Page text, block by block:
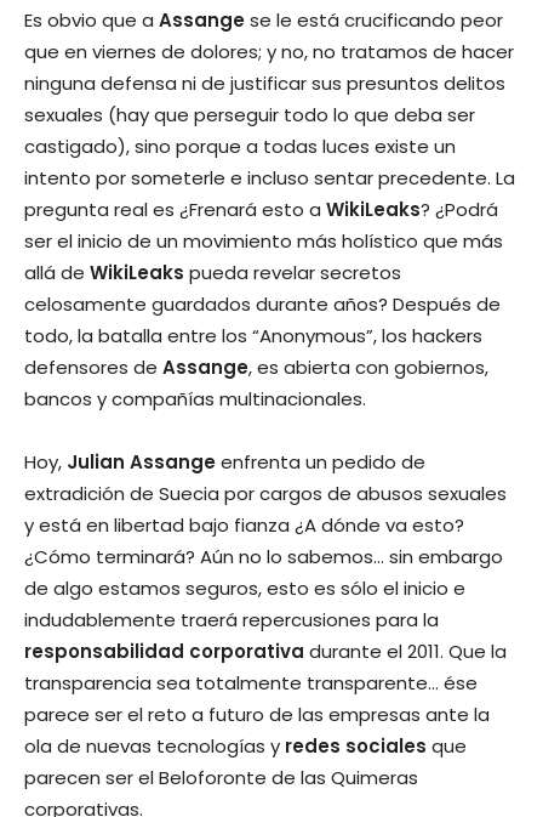
Es obvio que a Assangese le está crucificando peor
que en viernes de dolores; y no, no tratamos de hacer
ninguna defensa ni de justificar sus presuntos delitos
sexuales (hay que perseguir todo lo que deba ser
castigado), sino porque a todas luces existe un
intento por someterle e incluso sentar precedente. La
pregunta real es ¿Frenará esto a WikiLeaks? ¿Podrá
ser el inicio de un movimiento más holístico que más
allá de WikiLeaks pueda revelar secretos
celosamente guardados durante años? Después de
todo, la batalla entre los “Anonymous”, los hackers
defensores de Assange, es abierta con gobiernos,
bancos y compañías multinacionales.
Hoy, Julian Assangeenfrenta un pedido de
extradición de Suecia por cargos de abusos sexuales
y está en libertad bajo fianza ¿A dónde va esto?
¿Cómo terminará? Aún no lo sabemos… sin embargo
de algo estamos seguros, esto es sólo el inicio e
indudablemente traerá repercusiones para la
responsabilidad corporativa durante el 2011. Que la
transparencia sea totalmente transparente… ése
parece ser el reto a futuro de las empresas ante la
ola de nuevas tecnologías y redes sociales que
parecen ser el Beloforonte de las Quimeras
corporativas.